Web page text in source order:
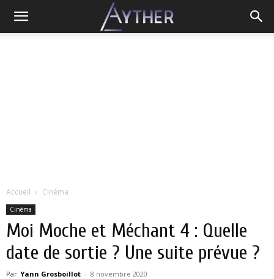
Accueil Cinéma
Cinéma
Moi Moche et Méchant 4 : Quelle
date de sortie ? Une suite prévue ?
Par Yann Grosboillot - 8 novembre 2020